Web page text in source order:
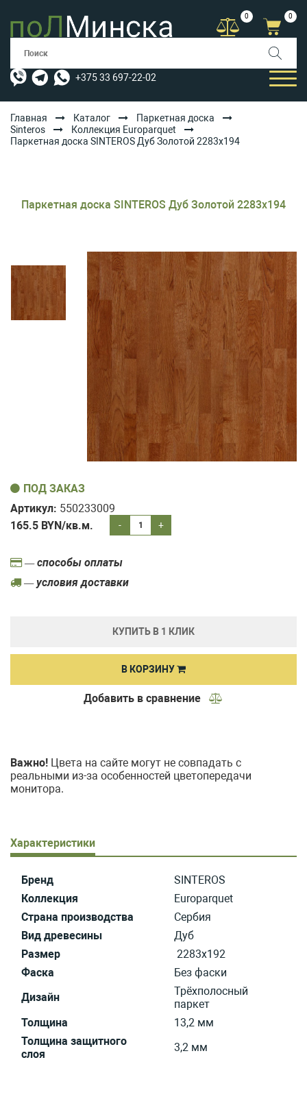
+375 33 697-22-02
КАТАЛОГ
КОНТАКТЫ
0 0
Главная Каталог
Паркетная доска
Sinteros
Коллекция Europarquet
Паркетная доска SINTEROS Дуб Золотой 2283х194
Паркетная доска SINTEROS Дуб Золотой 2283х194
ПОД ЗАКАЗ
Артикул: 550233009
165.5 BYN/кв.м. - +
— способы оплаты
— условия доставки
КУПИТЬ В 1 КЛИК
В КОРЗИНУ
Добавить в сравнение
Важно! Цвета на сайте могут не совпадать с
реальными из-за особенностей цветопередачи
монитора.
Характеристики
Бренд
SINTEROS
Коллекция
Europarquet
Страна производства
Сербия
Вид древесины
Дуб
Размер
2283х192
Фаска
Без фаски
Дизайн
Трёхполосный
паркет
Толщина
13,2 мм
Толщина защитного
слоя
3,2 мм